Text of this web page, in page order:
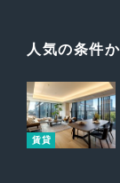
人気の条件
賃貸